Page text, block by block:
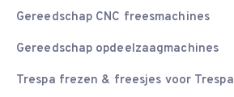
Gereedschap CNC freesmachines
Gereedschap opdeelzaagmachines
Trespa frezen & freesjes voor Trespa